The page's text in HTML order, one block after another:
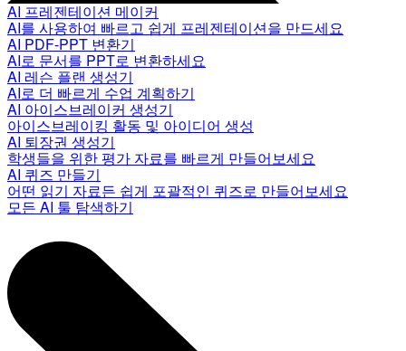
AI 프레젠테이션 메이커
AI를 사용하여 빠르고 쉽게 프레젠테이션을 만드세요
AI PDF-PPT 변환기
AI로 문서를 PPT로 변환하세요
AI 레슨 플랜 생성기
AI로 더 빠르게 수업 계획하기
AI 아이스브레이커 생성기
아이스브레이킹 활동 및 아이디어 생성
AI 퇴장권 생성기
학생들을 위한 평가 자료를 빠르게 만들어보세요
AI 퀴즈 만들기
어떤 읽기 자료든 쉽게 포괄적인 퀴즈로 만들어보세요
모든 AI 툴 탐색하기